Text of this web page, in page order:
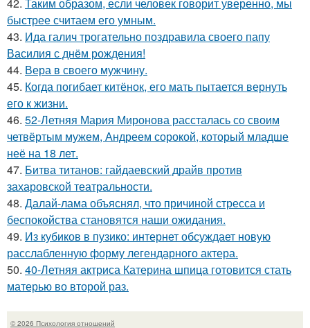
быстрее считаем его умным.
43. Ида галич трогательно поздравила своего папу
Василия с днём рождения!
44. Вера в своего мужчину.
45. Когда погибает китёнок, его мать пытается вернуть
его к жизни.
46. 52-Летняя Мария Миронова рассталась со своим
четвёртым мужем, Андреем сорокой, который младше
неё на 18 лет.
47. Битва титанов: гайдаевский драйв против
захаровской театральности.
48. Далай-лама объяснял, что причиной стресса и
беспокойства становятся наши ожидания.
49. Из кубиков в пузико: интернет обсуждает новую
расслабленную форму легендарного актера.
50. 40-Летняя актриса Катерина шпица готовится стать
матерью во второй раз.
© 2026 Психология отношений